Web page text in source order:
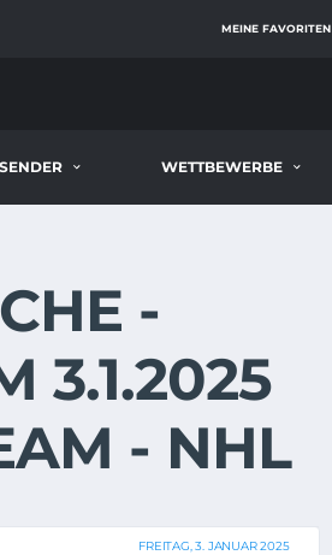
MEINE FAVORITEN
SENDER WETTBEWERBE
-
3.1.2025
- NHL
FREITAG, 3. JANUAR 2025